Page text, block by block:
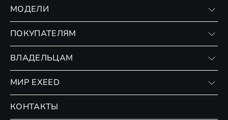
МОДЕЛИ
ПОКУПАТЕЛЯМ
Страхование
ВЛАДЕЛЬЦАМ
Сервис
МИР EXEED
КОНТАКТЫ